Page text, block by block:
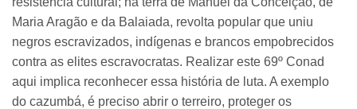
Maria Aragão e da Balaiada, revolta popular que uniu
negros escravizados, indígenas e brancos empobrecidos
contra as elites escravocratas. Realizar este 69º Conad
aqui implica reconhecer essa história de luta. A exemplo
do cazumbá, é preciso abrir o terreiro, proteger os